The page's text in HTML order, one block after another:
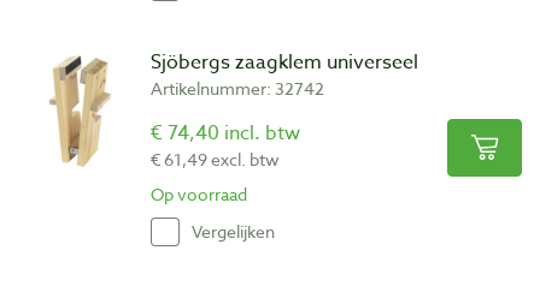
Sjöbergs zaagklem universeel
Artikelnummer: 32742
€ 74,40 incl. btw
€ 61,49 excl. btw
Op voorraad
Vergelijken